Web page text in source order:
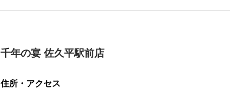
千年の宴 佐久平駅前店
住所・アクセス